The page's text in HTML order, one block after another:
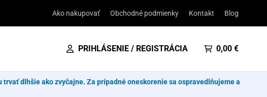
Ako nakupovať Obchodné podmienky Kontakt Blog
PRIHLÁSENIE / REGISTRÁCIA 0,00 €
dlhšie ako zvyčajne. Za prípadné oneskorenie sa ospravedlňujeme a